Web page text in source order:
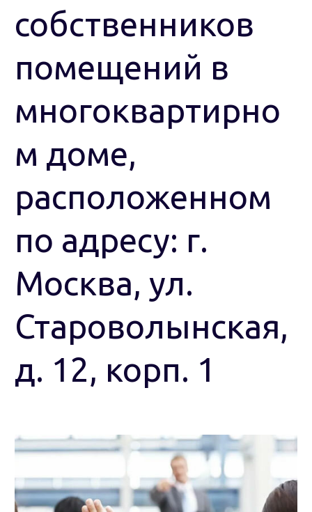
собственников
помещений в
многоквартирно
м доме,
расположенном
по адресу: г.
Москва, ул.
Староволынская,
д. 12, корп. 1